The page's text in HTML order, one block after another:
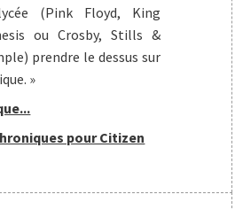
(Pink Floyd, King
ou Crosby, Stills &
prendre le dessus sur
»
pour Citizen